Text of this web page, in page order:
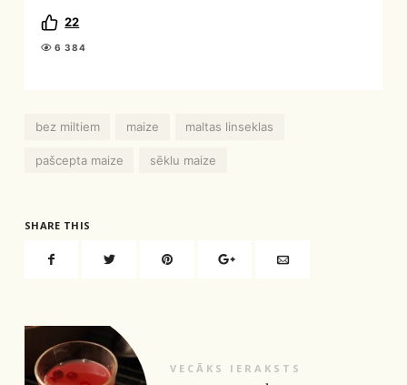
22
6 384
bez miltiem maize maltas linseklas
pašcepta maize sēklu maize
SHARE THIS
VECĀKS IERAKSTS